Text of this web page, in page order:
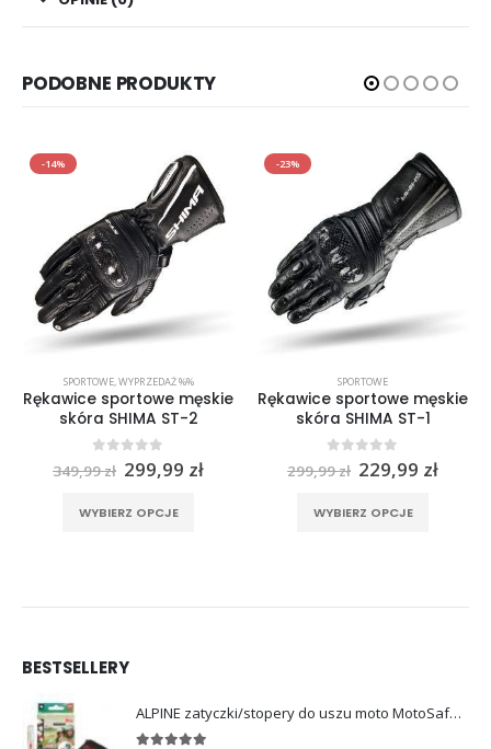
PODOBNE PRODUKTY
-14%
SPORTOWE,WYPRZEDAŻ %%
Rękawice sportowe męskie
skóra SHIMA ST-2
out of 5
349,99zł Pierwotna
cena
wynosiła:
349,99 zł.
299,99 złAktualna
WYBIERZ OPCJE
-23%
SPORTOWE
Rękawice sportowe męskie
skóra SHIMA ST-1
out of 5
299,99zł Pierwotna
cena
wynosiła:
299,99 zł.
229,99 zł
WYBIERZ OPCJE
BESTSELLERY
ALPINE zatyczki/stopery do uszu moto MotoSafe Pro